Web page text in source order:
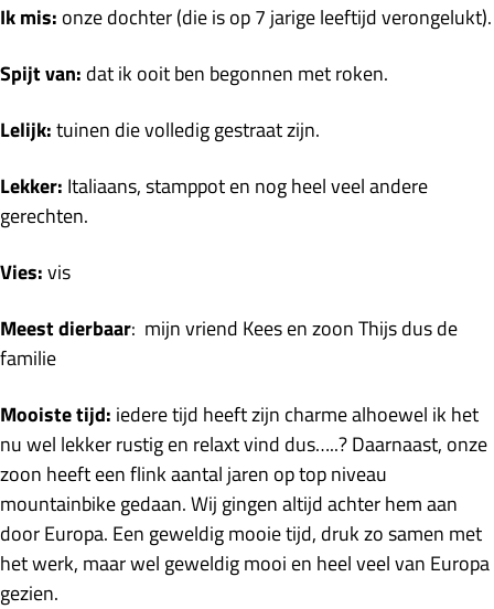
Ik mis: onze dochter (die is op 7 jarige leeftijd verongelukt).
Spijt van: dat ik ooit ben begonnen met roken.
Lelijk:tuinen die volledig gestraat zijn.
Lekker: Italiaans, stamppot en nog heel veel andere
gerechten.
Vies:vis
Meest dierbaar: mijn vriend Kees en zoon Thijs dus de
familie
Mooiste tijd: iedere tijd heeft zijn charme alhoewel ik het
nu wel lekker rustig en relaxt vind dus…..? Daarnaast, onze
zoon heeft een flink aantal jaren op top niveau
mountainbike gedaan. Wij gingen altijd achter hem aan
door Europa. Een geweldig mooie tijd, druk zo samen met
het werk, maar wel geweldig mooi en heel veel van Europa
gezien.